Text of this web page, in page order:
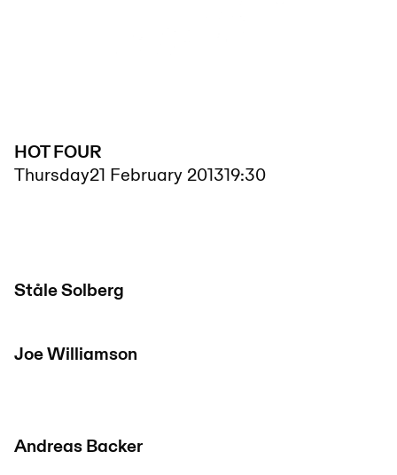
HOT FOUR
Thursday21 February 201319:30
Ståle Solberg
Joe Williamson
Andreas Backer